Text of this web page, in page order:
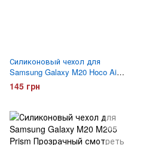
Силиконовый чехол для
Samsung Galaxy M20 Hoco Air
Case прозрачный
145 грн